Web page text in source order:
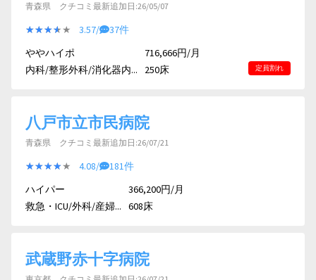
青森県 クチコミ最新追加日:26/05/07
★★★★★
★★★★★ 3.57/
37件
ややハイポ
内科/整形外科/消化器内...
716,666円/月
250床
定員割れ
八戸市立市民病院
青森県 クチコミ最新追加日:26/07/21
★★★★★
★★★★★ 4.08/
181件
ハイパー
救急・ICU/外科/産婦...
366,200円/月
608床
武蔵野赤十字病院